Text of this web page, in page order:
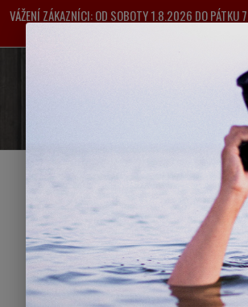
VÁŽENÍ ZÁKAZNÍCI: OD SOBOTY 1.8.2026 DO PÁTKU
O
BAZAR
Manuální objektivy
Analogové fotoaparáty